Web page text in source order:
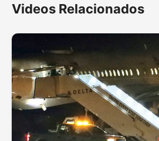
Videos Relacionados